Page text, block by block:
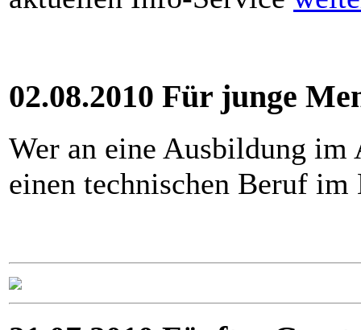
02.08.2010 Für junge
Wer an eine Ausbildung im
einen technischen Beruf